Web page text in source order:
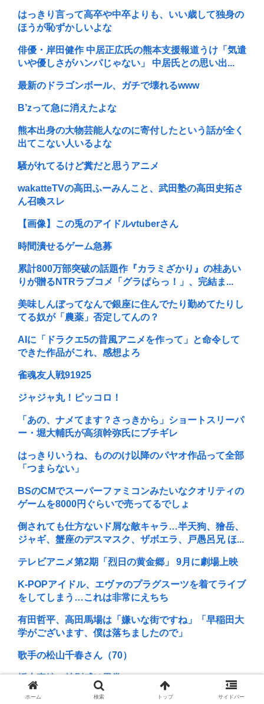
はっきり言って高卒や中卒よりも、いい歳して独身の
ほうが恥ずかしいよな
俳優・岸田健作 中居正広氏の熊本支援報道うけ「気遣
いや優しさがハンパじゃない」 中居氏との思い出...
最新のドラゴンボール、ガチで壊れるwww
B’zって急に消えたよな
熊本出身の大物芸能人なのに寄付したという話が全く
出てこない人いるよな
騒がれてるけど糞だと思うアニメ
wakatteTVの高田ふーみんこと、武田塾の高田史拓さ
ん召喚スレ
【画像】この兎のアイドルvtuberさん
時間潰せるゲーム急募
累計800万部突破の話題作『カラミざかり』の桂あい
りが贈るNTRラブコメ「グラぱらっ！」、完結ま...
美味しんぼってなんで銀座に住んでたり勤めてたりし
てる奴が「農薬」否定してんの？
AIに「ドラクエ5の昔風アニメを作って」と命令して
できた作品がこれ、感想よろ
雀魂友人戦91925
ジャジャ丸！ピッコロ！
「あの、ナメてます？さっきから」ショートスリーパ
ー・堀大輔氏が高須幹弥氏にブチギレ
はっきりいうね、もののけ以降のパヤオ作品って全部
「つまらない」
BSのCMでスーパーファミコンみたいなクオリティの
ゲームを8000円ぐらいで売ってるでしょ
倒されても仕方ないド屑な敵キャラ…半天狗、獪岳、
ジャギ、蟹座のデスマスク、ザボエラ、戸愚呂兄 ほ...
テレビアニメ第2期「烈日の黄金郷」 9月に劇場上映
K-POPアイドル、エヴァのプラグスーツを着てライブ
をしてしまう…これは非常にえちち
有田哲平、高田馬場は「嫌いな街ですね」「早稲田大
学がございます、僕は落ちましたので」
歌手の松山千春さん（70）
坂本真綾の特別感は異常
1浪して法政に入った女さん、ワカッテTVのせいでジ
ホーム 検索 トップ サイドバー